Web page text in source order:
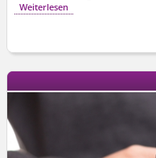
Weiterlesen